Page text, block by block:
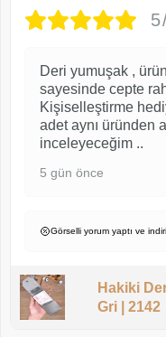
Deri yumuşak ,
sayesinde cepte
Kişiselleştirme
adet aynı üründen
inceleyeceğim ..
5 gün önce
Görselli yorum yaptı ve
Hakiki
Gri | 2142